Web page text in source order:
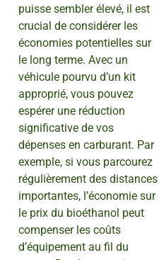
puisse sembler élevé, il est
crucial de considérer les
économies potentielles sur
le long terme. Avec un
véhicule pourvu d’un kit
approprié, vous pouvez
espérer une réduction
significative de vos
dépenses en carburant. Par
exemple, si vous parcourez
régulièrement des distances
importantes, l’économie sur
le prix du bioéthanol peut
compenser les coûts
d’équipement au fil du